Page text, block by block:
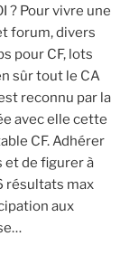
? Pour vivre une
forum, divers
pour CF, lots
sûr tout le CA
reconnu par la
avec elle cette
CF. Adhérer
et de figurer à
résultats max
aux